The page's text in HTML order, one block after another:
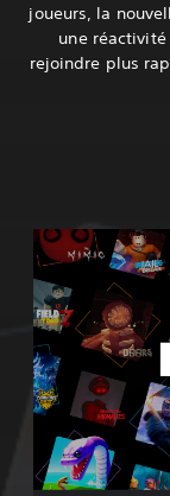
joueurs, la
une
rejoindre plus
R
o
b
l
o
x